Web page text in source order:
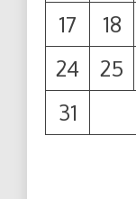
17
18
24
25
31